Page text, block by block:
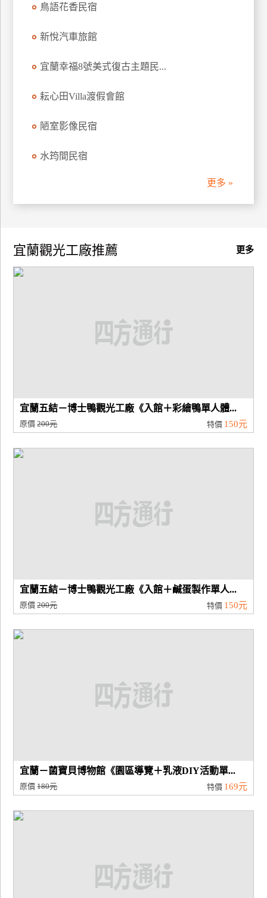
飯
作
計
商
鳥語花香民宿
新悅汽車旅館
宜蘭幸福8號美式復古主題民...
耘心田Villa渡假會館
陋室影像民宿
水筠間民宿
更多 »
更多
宜蘭觀光工廠推薦
宜蘭五結－博士鴨觀光工廠《入館＋彩繪鴨單人體...
原價200元 特價 150元
宜蘭五結－博士鴨觀光工廠《入館＋鹹蛋製作單人...
原價200元 特價 150元
宜蘭－菌寶貝博物館《園區導覽＋乳液DIY活動單...
原價180元 特價 169元